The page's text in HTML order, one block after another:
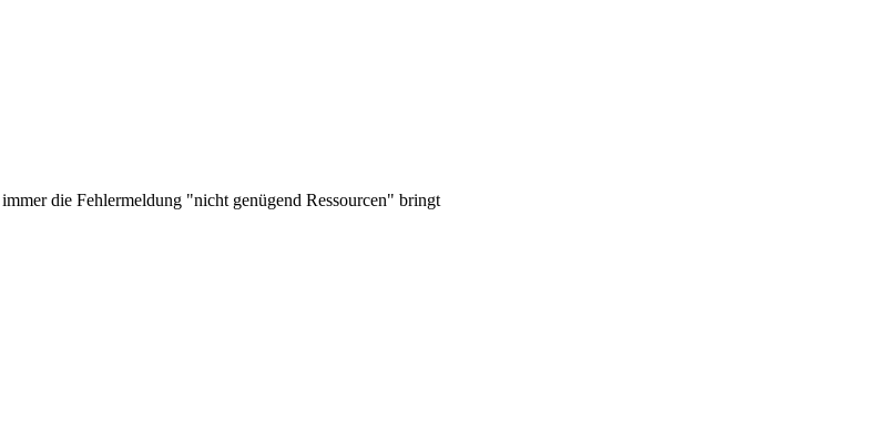
die Fehlermeldung "nicht genügend Ressourcen" bringt